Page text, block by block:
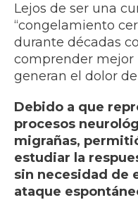
Lejos de ser una
“congelamiento
durante décadas
comprender mejor
generan el dolor
Debido a que
procesos
migrañas,
estudiar la
sin necesidad de
ataque